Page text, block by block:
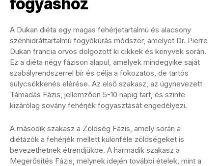
A Dukan diéta egy magas fehérjetartalmú és alacsony
szénhidráttartalmú fogyókúrás módszer, amelyet Dr. Pierre
Dukan francia orvos dolgozott ki cikkek és könyvek során.
Ez a diéta négy fázison alapul, amelyek mindegyike saját
szabályrendszerrel bír és célja a fokozatos, de tartós
súlycsökkenés elérése. Az első szakasz, az úgynevezett
Támadás Fázis, jellemzően 5-10 napig tart, és szinte
kizárólag sovány fehérjék fogyasztását engedélyezi.
A második szakasz a Zöldség Fázis, amely során a
diétázók a fehérjék mellett különféle zöldségeket is
bevezethetnek étrendjükbe. A harmadik szakasz a
Megerősítés Fázis, melynek idején további ételek, mint a